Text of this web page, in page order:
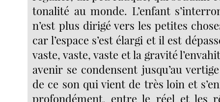
tonalité au monde. L’enfant
n’est plus dirigé vers les petites
car l’espace s’est élargi et il est
vaste, vaste, vaste et la gravité
avenir se condensent jusqu’au
de ce son qui vient de très loin et
profondément, entre le réel et les